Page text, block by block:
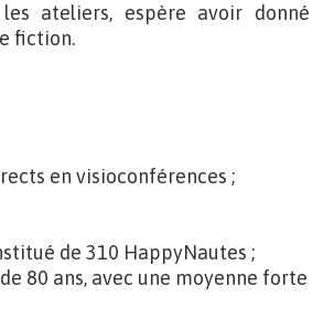
ateliers, espère avoir
fiction.
en visioconférences ;
de 310 HappyNautes ;
80 ans, avec une moyenne forte